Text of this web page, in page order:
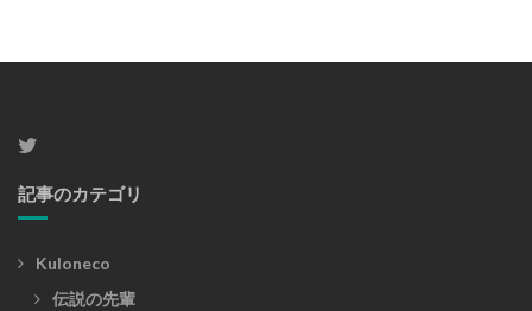
記事のカテゴリ
Kuloneco
伝説の先輩